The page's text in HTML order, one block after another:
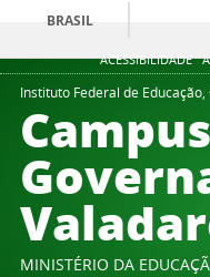
ACESSIBILIDADE
BRASIL
Instituto Federal de
Campus
MINISTÉRIO DA